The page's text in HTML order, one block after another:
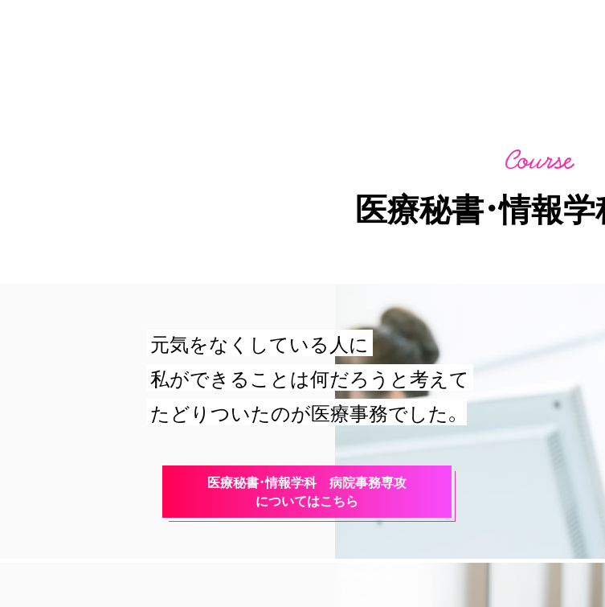
医療秘書・情報
元気をなくしている人に
私ができることは何だろうと考えて
たどりついたのが医療事務でした。
医療秘書・情報学科 病院事務専攻
についてはこちら